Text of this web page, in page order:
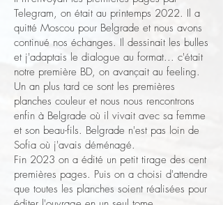
Telegram, on était au printemps 2022. Il a
quitté Moscou pour Belgrade et nous avons
continué nos échanges. Il dessinait les bulles
et j'adaptais le dialogue au format... c'était
notre première BD, on avançait au feeling.
Un an plus tard ce sont les premières
planches couleur et nous nous rencontrons
enfin à Belgrade où il vivait avec sa femme
et son beau-fils. Belgrade n'est pas loin de
Sofia où j'avais déménagé.
Fin 2023 on a édité un petit tirage des cent
premières pages. Puis on a choisi d'attendre
que toutes les planches soient réalisées pour